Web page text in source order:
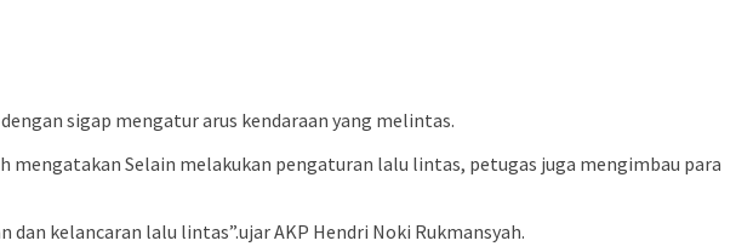
sigap mengatur arus kendaraan yang melintas.
mengatakan Selain melakukan pengaturan lalu lintas, petugas juga mengimbau para
kelancaran lalu lintas”.ujar AKP Hendri Noki Rukmansyah.